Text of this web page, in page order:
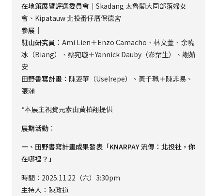
在地策展暨評選委員會｜ Skadang 太魯閣大同部落婦女
會、Kipatauw 北投番仔厝保德宮
參展｜
駐山研究員： Ami Lien＋Enzo Camacho、林文萱、余曉
冰（Biang）、蔡宛璇＋Yannick Dauby（澎葉生）、謝茹
安
田野書寫計畫： 陳姿華（Uselrepe）、黃千珮＋陳非易、
張瀚
*本展主視覺元素由黃柏翔提供
展期活動 ：
一、田野書寫計畫成果發表「KNARPAY 流傳：北投社，你
在哪裡？」
時間：2025.11.22（六）3:30pm
主持人：陳政道